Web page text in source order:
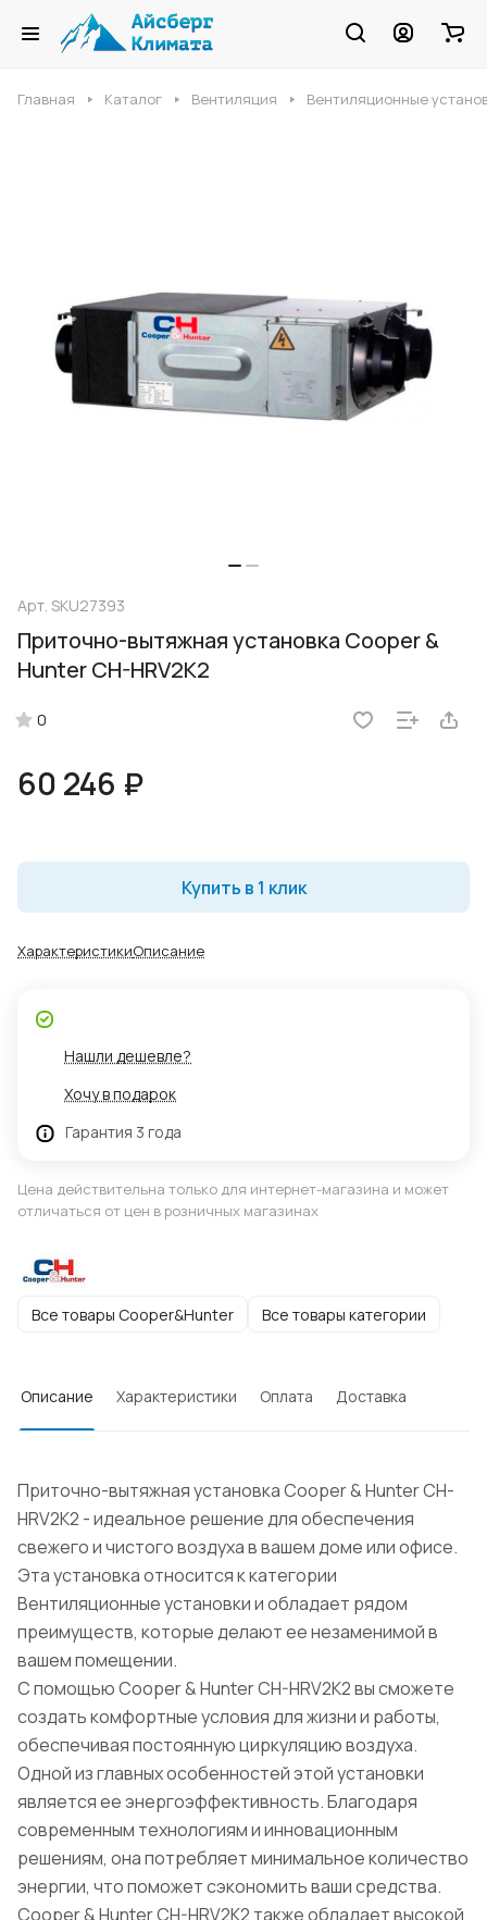
Главная Каталог Вентиляция Вентиляционные
Арт. SKU27393
Приточно-вытяжная установка Cooper &
Hunter CH-HRV2K2
0
60 246 ₽
Купить в 1 клик
ХарактеристикиОписание
Нашли дешевле?
Хочу в подарок
Гарантия 3 года
Цена действительна только для интернет-магазина и может
отличаться от цен в розничных магазинах
Все товары Cooper&Hunter Все товары категории
Описание Характеристики Оплата Доставка
Приточно-вытяжная установка Cooper & Hunter CH-
HRV2K2 - идеальное решение для обеспечения
свежего и чистого воздуха в вашем доме или офисе.
Эта установка относится к категории
Вентиляционные установки и обладает рядом
преимуществ, которые делают ее незаменимой в
вашем помещении.
С помощью Cooper & Hunter CH-HRV2K2 вы сможете
создать комфортные условия для жизни и работы,
обеспечивая постоянную циркуляцию воздуха.
Одной из главных особенностей этой установки
является ее энергоэффективность. Благодаря
современным технологиям и инновационным
решениям, она потребляет минимальное количество
энергии, что поможет сэкономить ваши средства.
Cooper & Hunter CH-HRV2K2 также обладает высокой